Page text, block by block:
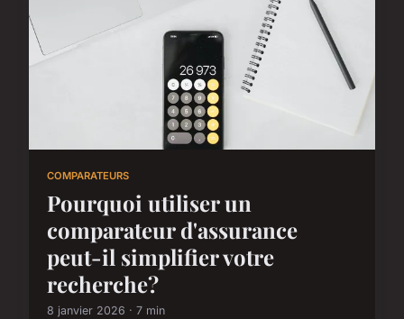
COMPARATEURS
Pourquoi utiliser un
comparateur d'assurance
peut-il simplifier votre
recherche?
8 janvier 2026 · 7 min